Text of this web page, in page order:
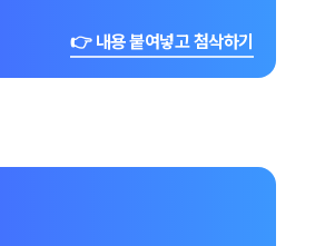
👉 내용 붙여넣고 첨삭하기